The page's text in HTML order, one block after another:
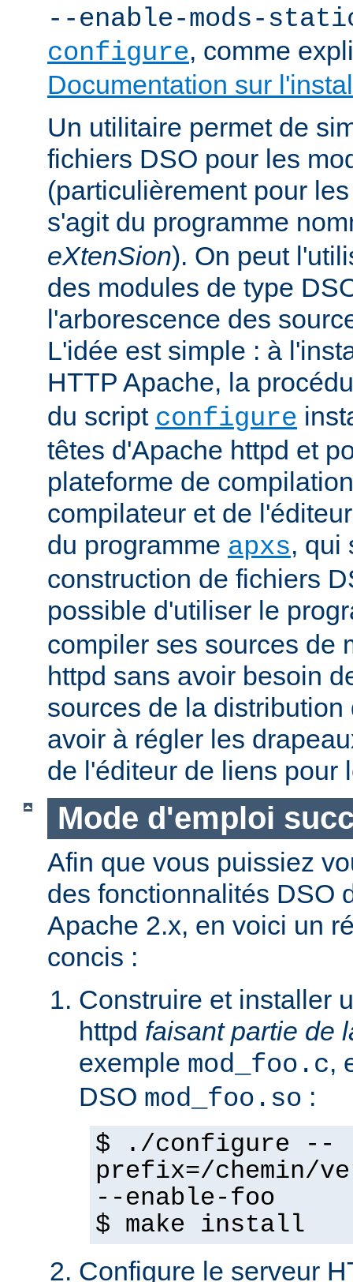
--enable-mods-
configure, comme
Documentation sur
Un utilitaire permet de
fichiers DSO pour les
(particulièrement pour
s'agit du programme
eXtenSion). On peut
des modules de type
l'arborescence des
L'idée est simple : à
HTTP Apache, la
du script configure
têtes d'Apache httpd et
plateforme de
compilateur et de
du programme apxs, qui
construction de fichiers
possible d'utiliser le
compiler ses sources de
httpd sans avoir besoin
sources de la
avoir à régler les
de l'éditeur de liens pour
Mode d'emploi
Afin que vous puissiez
des fonctionnalités DSO
Apache 2.x, en voici un
concis :
Construire et installer
httpd faisant partie de
exemple mod_foo.c,
DSO mod_foo.so :
$ ./configure --
prefix=/chemin/
--enable-foo
$ make install
Configure le serveur